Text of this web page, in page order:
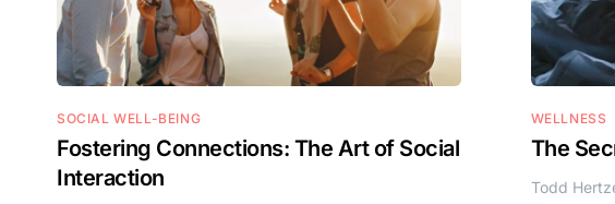
SOCIAL WELL-BEING
Fostering Connections: The Art of Social
Interaction
WELLNESS
The
Todd